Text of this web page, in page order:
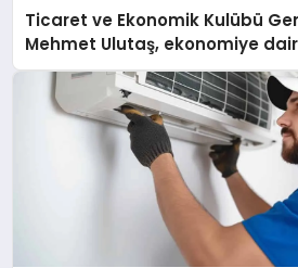
Ticaret ve Ekonomik Kulübü
Mehmet Ulutaş, ekonomiye dair
açıklamada şunları kaydetti: